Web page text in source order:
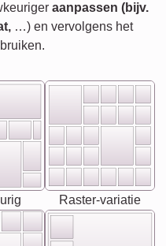
aanpassen (bijv.
…) en vervolgens het
Raster-variatie